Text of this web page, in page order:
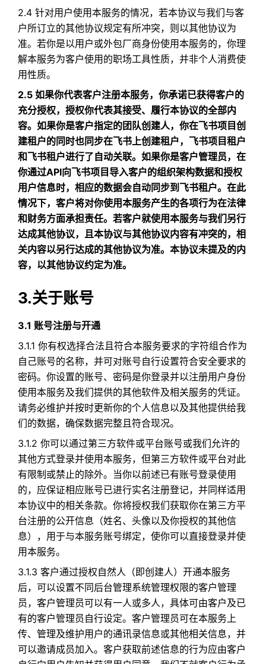
2.4 针对用户使用本服务的情况，若本协议与我们与客
户所订立的其他协议规定有所冲突，则以其他协议为
准。若你是以用户或外包厂商身份使用本服务的，你理
解本服务为客户使用的职场工具性质，并非个人消费使
用性质。
2.5 如果你代表客户注册本服务，你承诺已获得客户的
充分授权，授权你代表其接受、履行本协议的全部内
容。如果你是客户指定的团队创建人，你在飞书项目创
建租户的同时也同步在飞书上创建租户，飞书项目租户
和飞书租户进行了自动关联。如果你是客户管理员，在
你通过API向飞书项目导入客户的组织架构数据和授权
用户信息时，相应的数据会自动同步到飞书租户。在此
情况下，客户将对你使用本服务产生的各项行为在法律
和财务方面承担责任。若客户就使用本服务与我们另行
达成其他协议，且本协议与其他协议内容有冲突的，相
关内容以另行达成的其他协议为准。本协议未提及的内
容，以其他协议约定为准。
3.关于账号
3.1 账号注册与开通
3.1.1 你有权选择合法且符合本服务要求的字符组合作为
自己账号的名称，并可对账号自行设置符合安全要求的
密码。你设置的账号、密码是你登录并以注册用户身份
使用本服务及我们提供的其他软件及相关服务的凭证。
请务必维护并按时更新你的个人信息以及其他提供给我
们的数据，确保数据完整且符合现况。
3.1.2 你可以通过第三方软件或平台账号或我们允许的
其他方式登录并使用本服务，但第三方软件或平台对此
有限制或禁止的除外。当你以前述已有账号登录使用
的，应保证相应账号已进行实名注册登记，并同样适用
本协议中的相关条款。你将授权我们获取你在第三方平
台注册的公开信息（姓名、头像以及你授权的其他信
息），用于与本服务账号绑定，使你可以直接登录并使
用本服务。
3.1.3 客户通过授权自然人（即创建人）开通本服务
后，可以设置不同后台管理系统管理权限的客户管理
员，客户管理员可以有一人或多人，具体可由客户及已
有的客户管理员自行设定。客户管理员可在本服务上
传、管理及维护用户的通讯录信息或其他相关信息，并
可以邀请成员加入。客户获取前述信息的行为应由客户